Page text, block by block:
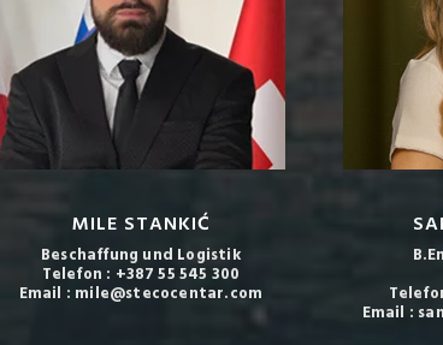
MILE STANKIĆ
Beschaffung und Logistik
Telefon : +387 55 545 300
Email : mile@stecocentar.com
Email :